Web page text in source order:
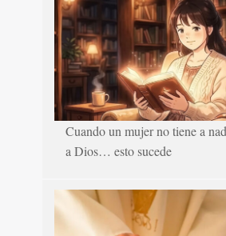
Cuando un mujer no tiene a
a Dios… esto sucede